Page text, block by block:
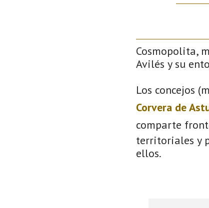
Cosmopolita,
Avilés y su
Los concejos
Corvera de
comparte
territoriales y
ellos.